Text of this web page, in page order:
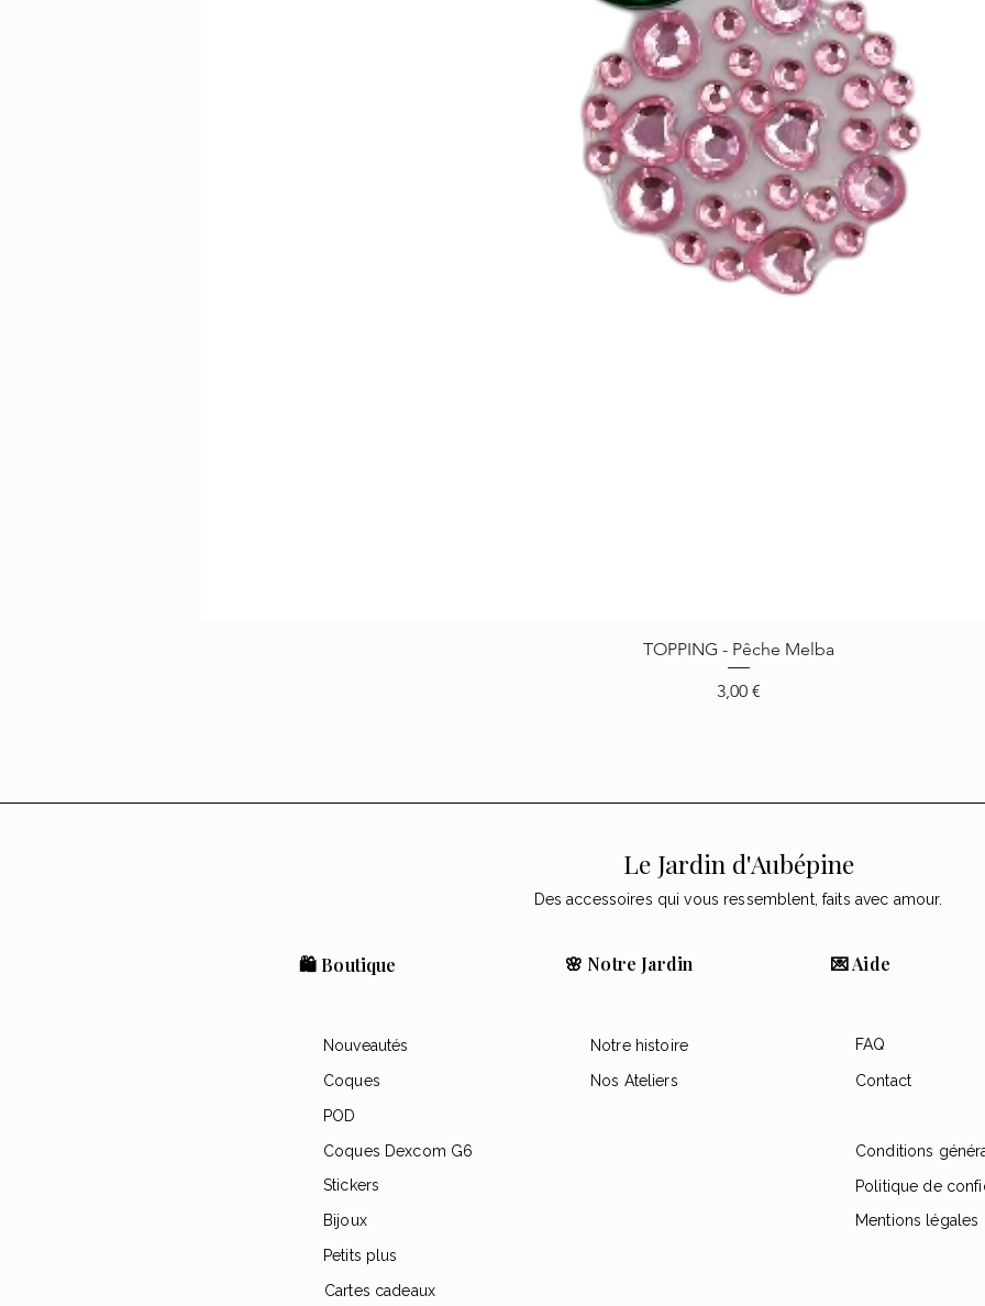
Vista rápida
TOPPING - Pêche Melba
Precio
3,00 €
Le Jardin d'Aubépine
Des accessoires qui vous ressemblent, faits avec amour.
🛍️ Boutique 🌸 Notre Jardin 💌 Aide
Nouveautés
Coques
POD
Coques Dexcom G6
Stickers
Notre histoire
Nos Ateliers
Bijoux
FAQ
Contact
Conditions
Politique de
Mentions légales
Petits plus
Cartes cadeaux